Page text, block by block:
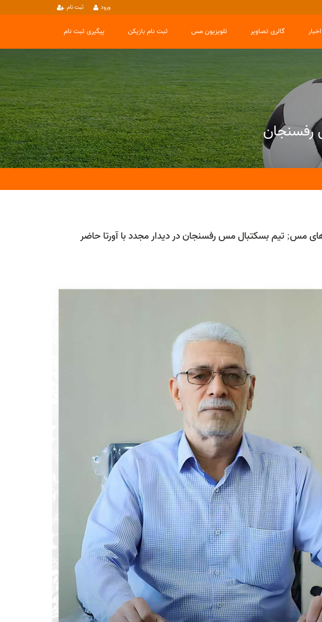
ثبت نام ورود
پیگیری ثبت نام ثبت نام بازیکن تلویزیون مس گالری تصاویر اخبار
مس; تیم بسکتبال مس رفسنجان در دیدار مجدد با آورتا حاضر